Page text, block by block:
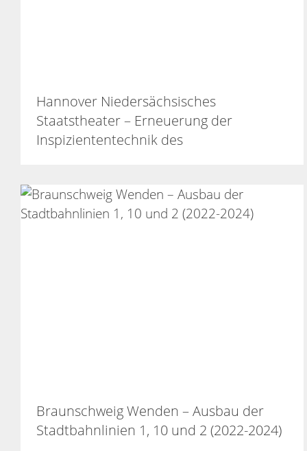
Hannover Niedersächsisches
Staatstheater – Erneuerung der
Inspiziententechnik des
Braunschweig Wenden – Ausbau der
Stadtbahnlinien 1, 10 und 2 (2022-2024)